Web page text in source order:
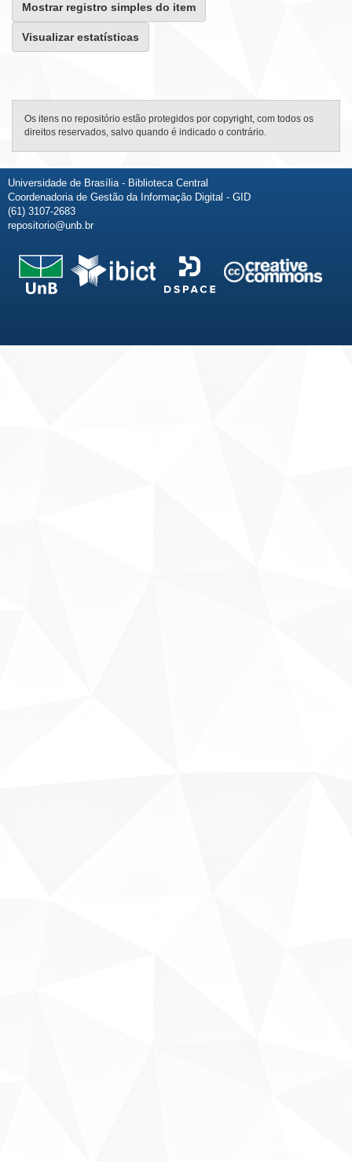
Mostrar registro simples do item
Visualizar estatísticas
Os itens no repositório estão protegidos por copyright, com todos os
direitos reservados, salvo quando é indicado o contrário.
Universidade de Brasília - Biblioteca Central
Coordenadoria de Gestão da Informação Digital - GID
(61) 3107-2683
repositorio@unb.br